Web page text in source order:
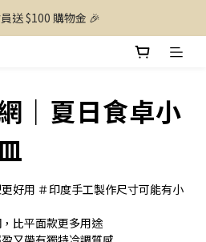
送 $100 購物金 🎉
｜夏日食卓小
好用 ＃印度手工製作尺寸可能有小
比平面款更多用途